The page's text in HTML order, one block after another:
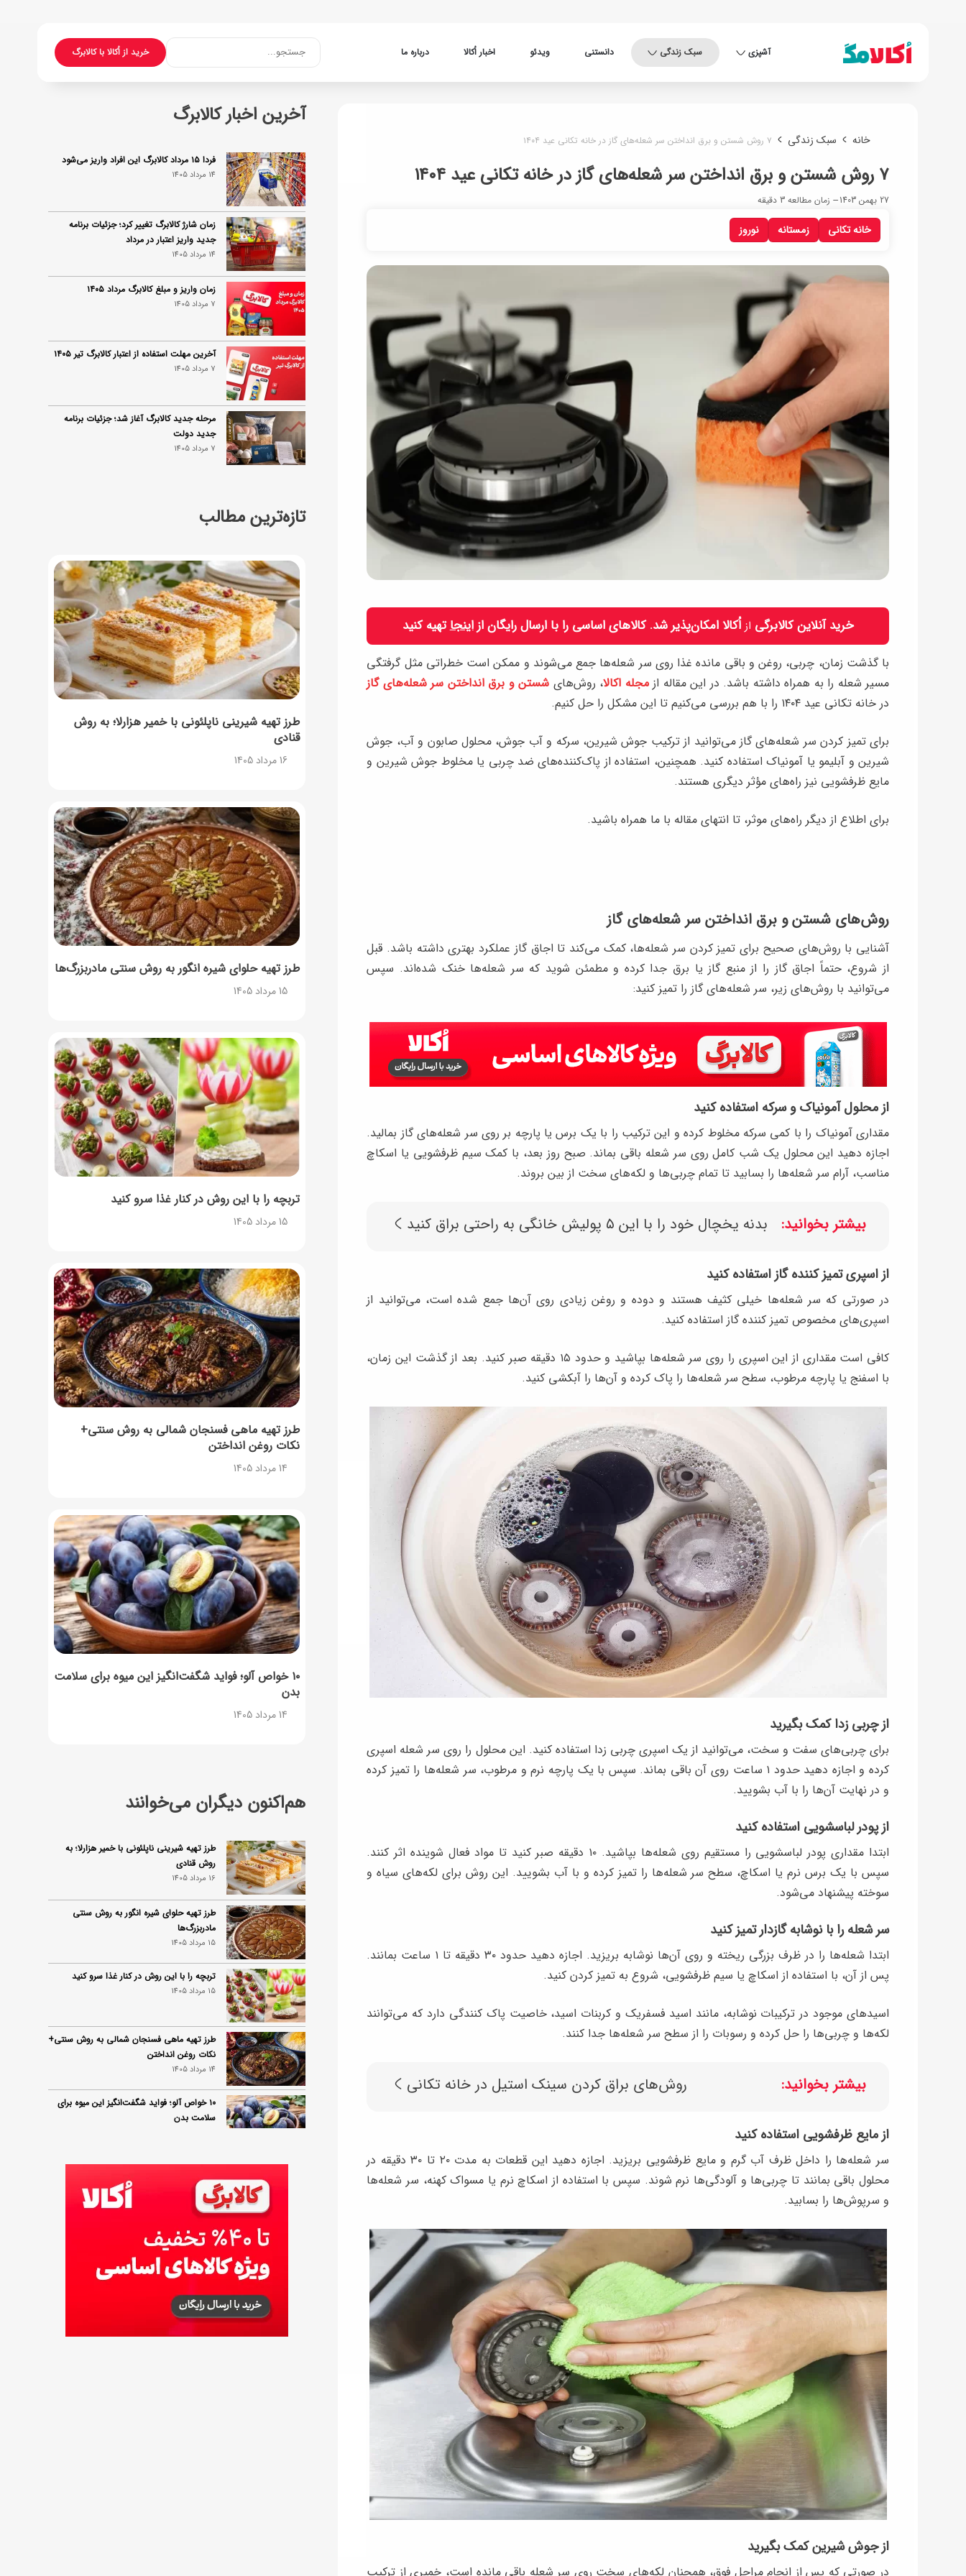
آشپزی سبک زندگی دانستنی ویدئو اخبار اُکالا درباره ما خرید از اُکالا با کالابرگجستجو...
خانه سبک زندگی ۷ روش‌ شستن و برق انداختن سر شعله‌های گاز در خانه تکانی عید ۱۴۰۴
خانه تکانی زمستانه نوروز
۷ روش‌ شستن و برق انداختن سر شعله‌های گاز در خانه تکانی عید ۱۴۰۴
27 بهمن 1403 زمان مطالعه 3 دقیقه
خرید آنلاین کالابرگی ازاُکالا امکان‌پذیر شد. کالاهای اساسی را با ارسال رایگان ازاینجاتهیه کنید
با گذشت زمان، چربی، روغن و باقی ‌مانده‌ غذا روی سر شعله‌ها جمع می‌شوند و ممکن است خطراتی مثل گرفتگی
مسیر شعله را به همراه داشته باشد. در این مقاله ازمجله اکالا، روش‌های شستن و برق انداختن سر شعله‌های گاز
در خانه تکانی عید ۱۴۰۴ را با هم بررسی می‌کنیم تا این مشکل را حل کنیم.
برای تمیز کردن سر شعله‌های گاز می‌توانید از ترکیب جوش شیرین، سرکه و آب جوش، محلول صابون و آب، جوش
شیرین و آبلیمو یا آمونیاک استفاده کنید. همچنین، استفاده از پاک‌کننده‌های ضد چربی‌ یا مخلوط جوش شیرین و
مایع ظرفشویی نیز راه‌های مؤثر دیگری هستند.
برای اطلاع از دیگر راه‌های موثر، تا انتهای مقاله با ما همراه باشید.
روش‌های شستن و برق انداختن سر شعله‌های گاز
آشنایی با روش‌های صحیح برای تمیز کردن سر شعله‌ها، کمک می‌کند تا اجاق گاز عملکرد بهتری داشته باشد. قبل
از شروع، حتماً اجاق گاز را از منبع گاز یا برق جدا کرده و مطمئن شوید که سر شعله‌ها خنک شده‌اند. سپس
می‌توانید با روش‌های زیر، سر شعله‌های گاز را تمیز کنید:
از محلول آمونیاک و سرکه استفاده کنید
مقداری آمونیاک را با کمی سرکه مخلوط کرده و این ترکیب را با یک برس یا پارچه بر روی سر شعله‌های گاز بمالید.
اجازه دهید این محلول یک شب کامل روی سر شعله باقی بماند. صبح روز بعد، با کمک سیم ظرفشویی یا اسکاچ
مناسب، آرام سر شعله‌ها را بسابید تا تمام چربی‌ها و لکه‌های سخت از بین بروند.
بیشتر بخوانید: بدنه یخچال خود را با این ۵ پولیش خانگی به ‌راحتی براق کنید
از اسپری تمیز کننده گاز استفاده کنید
در صورتی که سر شعله‌ها خیلی کثیف هستند و دوده و روغن زیادی روی آن‌ها جمع شده است، می‌توانید از
اسپری‌های مخصوص تمیز کننده گاز استفاده کنید.
کافی است مقداری از این اسپری را روی سر شعله‌ها بپاشید و حدود ۱۵ دقیقه صبر کنید. بعد از گذشت این زمان،
با اسفنج یا پارچه مرطوب، سطح سر شعله‌ها را پاک کرده و آن‌ها را آبکشی کنید.
از چربی ‌زدا کمک بگیرید
برای چربی‌های سفت و سخت، می‌توانید از یک اسپری چربی ‌زدا استفاده کنید. این محلول را روی سر شعله اسپری
کرده و اجازه دهید حدود ۱ ساعت روی آن باقی بماند. سپس با یک پارچه نرم و مرطوب، سر شعله‌ها را تمیز کرده
و در نهایت آن‌ها را با آب بشویید.
از پودر لباسشویی استفاده کنید
ابتدا مقداری پودر لباسشویی را مستقیم روی شعله‌ها بپاشید. ۱۰ دقیقه صبر کنید تا مواد فعال شوینده اثر کنند.
سپس با یک برس نرم یا اسکاچ، سطح سر شعله‌ها را تمیز کرده و با آب بشویید. این روش برای لکه‌های سیاه و
سوخته پیشنهاد می‌شود.
سر شعله را با نوشابه گازدار تمیز کنید
ابتدا شعله‌ها را در ظرف بزرگی ریخته و روی آن‌ها نوشابه بریزید. اجازه دهید حدود ۳۰ دقیقه تا ۱ ساعت بمانند.
پس از آن، با استفاده از اسکاچ یا سیم ظرفشویی، شروع به تمیز کردن کنید.
اسیدهای موجود در ترکیبات نوشابه، مانند اسید فسفریک و کربنات اسید، خاصیت پاک ‌کنندگی دارد که می‌توانند
لکه‌ها و چربی‌ها را حل کرده و رسوبات را از سطح سر شعله‌ها جدا کنند.
بیشتر بخوانید: روش‌های براق کردن سینک استیل در خانه تکانی
از مایع ظرفشویی استفاده کنید
سر شعله‌ها را داخل ظرف آب گرم و مایع ظرفشویی بریزید. اجازه دهید این قطعات به مدت ۲۰ تا ۳۰ دقیقه در
محلول باقی بمانند تا چربی‌ها و آلودگی‌ها نرم شوند. سپس با استفاده از اسکاچ نرم یا مسواک کهنه، سر شعله‌ها
و سرپوش‌ها را بسابید.
از جوش شیرین کمک بگیرید
در صورتی که پس از انجام مراحل فوق، همچنان لکه‌های سخت روی سر شعله باقی مانده است، خمیری از ترکیب
آخرین اخبار کالابرگ
فردا ۱۵ مرداد کالابرگ این افراد واریز می‌شود
14 مرداد 1405
زمان شارژ کالابرگ تغییر کرد؛ جزئیات برنامه
جدید واریز اعتبار در مرداد
14 مرداد 1405
زمان واریز و مبلغ کالابرگ مرداد ۱۴۰۵
7 مرداد 1405
آخرین مهلت استفاده از اعتبار کالابرگ تیر ۱۴۰۵
7 مرداد 1405
مرحله جدید کالابرگ آغاز شد؛ جزئیات برنامه
جدید دولت
7 مرداد 1405
تازه‌ترین مطالب
طرز تهیه شیرینی ناپلئونی با خمیر هزارلا؛ به روش
قنادی
16 مرداد 1405
طرز تهیه حلوای شیره انگور به روش سنتی مادربزرگ‌ها
15 مرداد 1405
تربچه را با این روش در کنار غذا سرو کنید
15 مرداد 1405
طرز تهیه ماهی فسنجان شمالی به روش سنتی+
نکات روغن انداختن
14 مرداد 1405
۱۰ خواص آلو؛ فواید شگفت‌انگیز این میوه برای سلامت
بدن
14 مرداد 1405
هم‌اکنون دیگران می‌خوانند
طرز تهیه شیرینی ناپلئونی با خمیر هزارلا؛ به
روش قنادی
16 مرداد 1405
طرز تهیه حلوای شیره انگور به روش سنتی
مادربزرگ‌ها
15 مرداد 1405
تربچه را با این روش در کنار غذا سرو کنید
15 مرداد 1405
طرز تهیه ماهی فسنجان شمالی به روش سنتی+
نکات روغن انداختن
14 مرداد 1405
۱۰ خواص آلو؛ فواید شگفت‌انگیز این میوه برای
سلامت بدن
فردا ۱۵ مرداد کالابرگ این افراد واریز می‌شود
14 مرداد 1405
زمان شارژ کالابرگ تغییر کرد؛ جزئیات برنامه
جدید واریز اعتبار در مرداد
14 مرداد 1405
توصیه‌های مهم برای دفع انواع حشرات در خانه
14 مرداد 1405